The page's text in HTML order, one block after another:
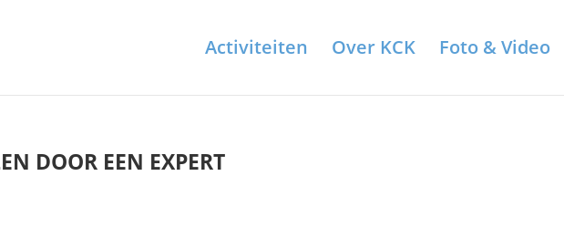
Activiteiten Over KCK Foto & Video
DOOR EEN EXPERT